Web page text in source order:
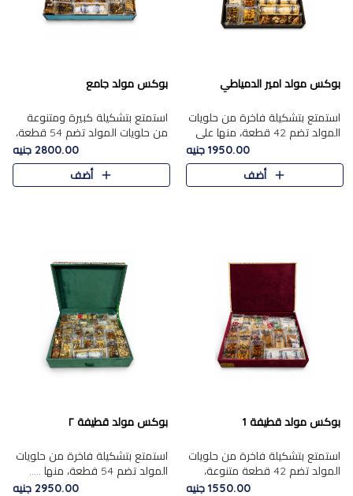
بوكس مولد امير الدمياطي
استمتع بتشكيلة فاخرة من حلويات
المولد تضم 42 قطعة، منها علي
بابا بالمكسرات، الجزرية بالفول....
1950.00 جنيه
أضف
بوكس مولد جامع
استمتع بتشكيلة كبيرة ومتنوعة
من حلويات المولد تضم 54 قطعة،
منها الجزرية بالفول والبندق، علي
بابا بالمكسرات، الملبن.....
2800.00 جنيه
أضف
بوكس مولد قطيفة 1
استمتع بتشكيلة فاخرة من حلويات
المولد تضم 42 قطعة متنوعة،
1550.00 جنيه
بوكس مولد قطيفة ٢
استمتع بتشكيلة فاخرة من حلويات
المولد تضم 54 قطعة، منها .....
2950.00 جنيه